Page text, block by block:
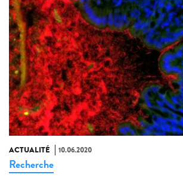
ACTUALITÉ 10.06.2020
Recherche